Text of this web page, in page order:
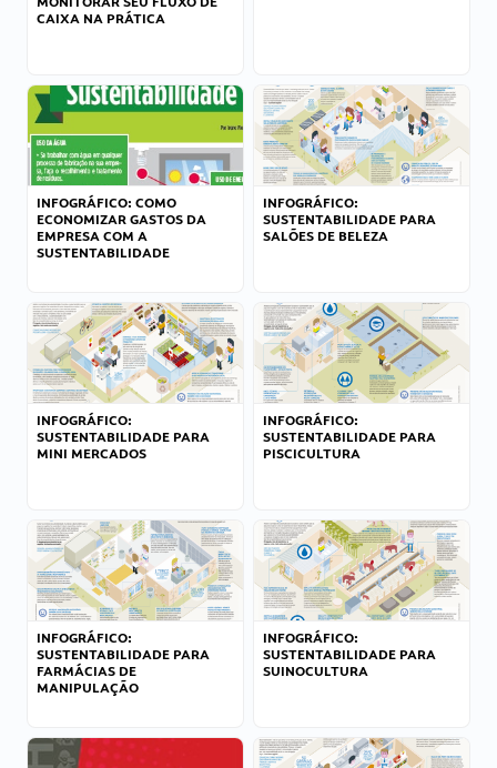
CAIXA NA PRÁTICA
INFOGRÁFICO: COMO
ECONOMIZAR GASTOS DA
EMPRESA COM A
SUSTENTABILIDADE
INFOGRÁFICO:
SUSTENTABILIDADE PARA
SALÕES DE BELEZA
INFOGRÁFICO:
SUSTENTABILIDADE PARA
MINI MERCADOS
INFOGRÁFICO:
SUSTENTABILIDADE PARA
PISCICULTURA
INFOGRÁFICO:
SUSTENTABILIDADE PARA
FARMÁCIAS DE
MANIPULAÇÃO
INFOGRÁFICO:
SUSTENTABILIDADE PARA
SUINOCULTURA